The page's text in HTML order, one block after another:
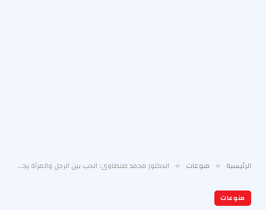
الرئيسية » منوعات » الدكتور محمد طنطاوي: الحب بين الرجل والمرأة يجب أن يبنى على التفاهم لا التنافس
منوعات